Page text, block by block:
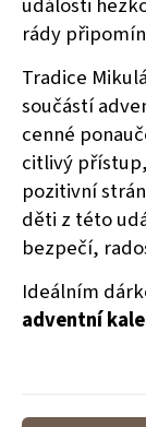
rády
Tradice
součástí
cenné
citlivý
pozitivní
děti z této
bezpečí,
Ideálním
adventní